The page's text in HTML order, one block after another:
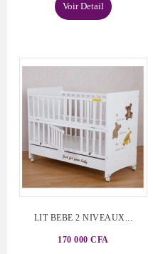
Voir Detail
LIT BEBE 2 NIVEAUX...
170 000 CFA